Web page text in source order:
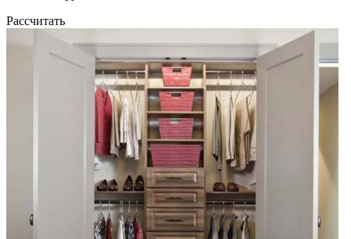
Рассчитать